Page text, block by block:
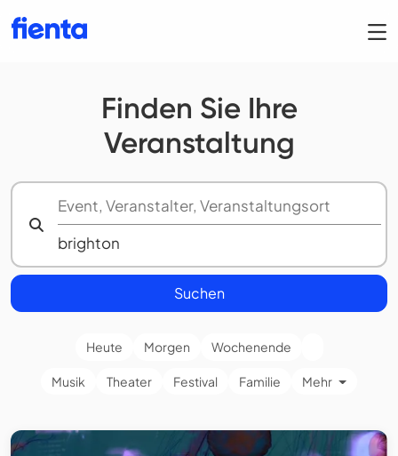
Finden Sie Ihre
Veranstaltung
Suchen
Heute Morgen Wochenende
Musik Theater Festival Familie Mehr